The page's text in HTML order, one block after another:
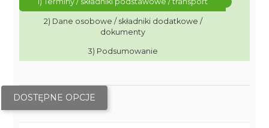
2) Dane osobowe / składniki dodatkowe /
dokumenty
3) Podsumowanie
DOSTĘPNE OPCJE